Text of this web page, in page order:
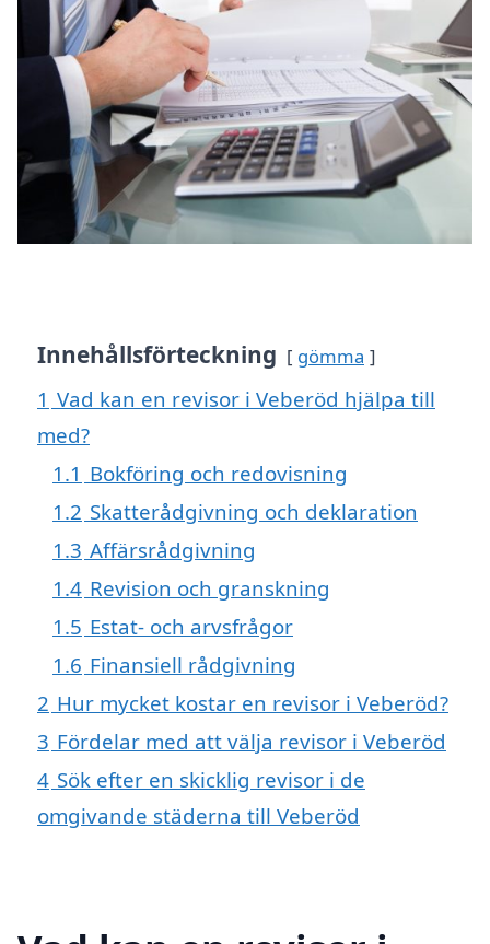
Innehållsförteckning gömma
1 Vad kan en revisor i Veberöd hjälpa till
med?
1.1 Bokföring och redovisning
1.2 Skatterådgivning och deklaration
1.3 Affärsrådgivning
1.4 Revision och granskning
1.5 Estat- och arvsfrågor
1.6 Finansiell rådgivning
2 Hur mycket kostar en revisor i Veberöd?
3 Fördelar med att välja revisor i Veberöd
4 Sök efter en skicklig revisor i de
omgivande städerna till Veberöd